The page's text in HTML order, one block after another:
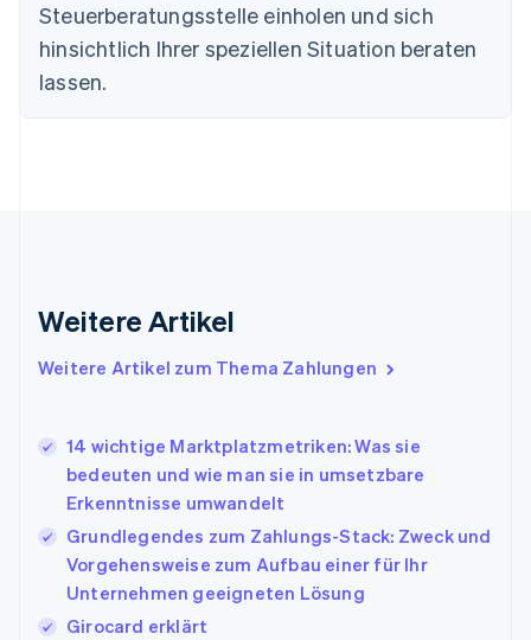
Steuerberatungsstelle einholen und sich
hinsichtlich Ihrer speziellen Situation beraten
lassen.
Weitere Artikel
Weitere Artikel zum Thema Zahlungen
14 wichtige Marktplatzmetriken: Was sie
bedeuten und wie man sie in umsetzbare
Erkenntnisse umwandelt
Grundlegendes zum Zahlungs-Stack: Zweck und
Vorgehensweise zum Aufbau einer für Ihr
Unternehmen geeigneten Lösung
Girocard erklärt
Festlandchina
简体中文English
Finnland
English
Frankreich
Irland
Italien
日本語 English
English Français
Kroatien
EnglishItaliano
Lettland
English
Liechtenstein
DeutschEnglish